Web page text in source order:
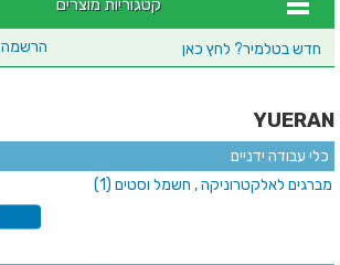
קטגוריות מוצרים
חדש בטלמיר? לחץ כאן הרשמה
YUERAN
כלי עבודה ידניים
מברגים לאלקטרוניקה , חשמל וסטים (1)